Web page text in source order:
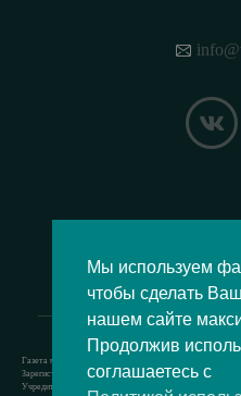
Газета муниципального округа Восточное Измайлово.
Зарегистрировано Роскомнадзором свидетельство Эл №
Учредитель — аппарат Совета депутатов
Мы используем
чтобы сделать
нашем сайте
Продолжив
соглашаетесь с